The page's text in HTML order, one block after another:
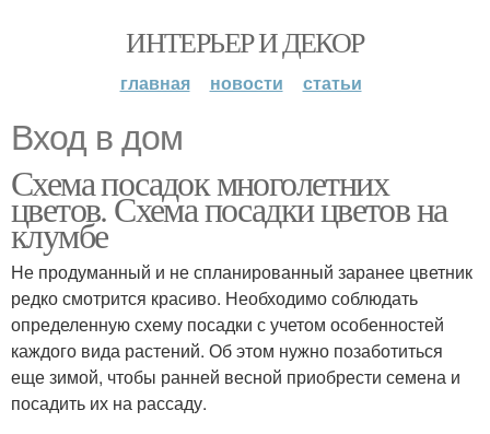
ИНТЕРЬЕР И ДЕКОР
главная новости статьи
Вход в дом
Схема посадок многолетних
цветов. Схема посадки цветов на
клумбе
Не продуманный и не спланированный заранее цветник
редко смотрится красиво. Необходимо соблюдать
определенную схему посадки с учетом особенностей
каждого вида растений. Об этом нужно позаботиться
еще зимой, чтобы ранней весной приобрести семена и
посадить их на рассаду.